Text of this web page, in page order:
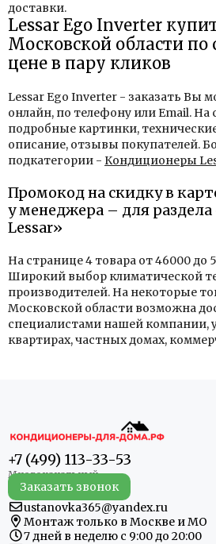
доставки.
Lessar Ego Inverter
Московской области по
цене в пару кликов
Lessar Ego Inverter - заказать Вы
онлайн, по телефону или Email. На
подробные картинки,
описание, отзывы покупателей.
подкатегории - Кондиционеры
Промокод на скидку в
у менеджера – для
Lessar»
На странице 4 товара от 46000 до
Широкий выбор климатической
производителей. На некоторые
Московской области возможна
специалистами нашей компании,
квартирах, частных домах,
+7 (499) 113-33-53
Заказать звонок
ustanovka365@yandex.ru
Монтаж только в Москве и МО
7 дней в неделю с 9:00 до 20:00